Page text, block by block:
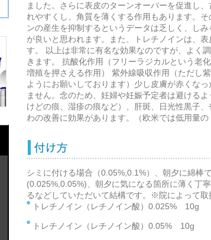
ました。さらに表皮のターンオーバーを促進し
れやすくし、角質を薄くする作用もあります。
ンの産生を抑制するというデータは乏しく、し
が良いと思われます。また、トレチノインは、
す。 以上は非常に有名な効果なのですが、よく
きます。 抗酸化作用（フリーラジカルという老
増殖を押さえる作用） 紫外線吸収作用（ただし
ようにお願いしております）少し皮膚が赤くな
ません。念のため、妊婦や妊娠予定者は避ける
けどの痕、湿疹の痕など）、肝斑、日光性黒子
わの改善に効果があります。（欧米では低用量
シミに付ける場合（0.05%,0.1%）、朝夕に綿棒
(0.025%,0.05%)、朝夕に気になる箇所に薄く丁
るなどしていただいて結構です。※院によって
トレチノイン（レチノイン酸）0.025% 10g
トレチノイン（レチノイン酸）0.05% 10g